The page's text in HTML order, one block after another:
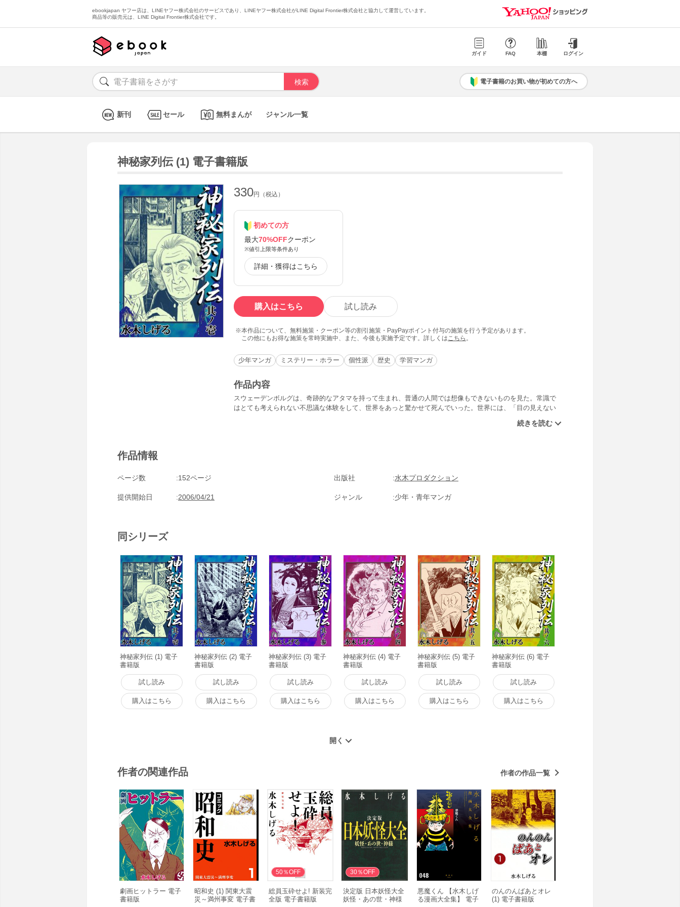
ebookjapan ヤフー店は、LINEヤフー株式会社のサービスであり、LINEヤフー株式会社がLINE Digital Frontier株式会社と協力して運営しています。
商品等の販売元は、LINE Digital Frontier株式会社です。
ガイド FAQ 本棚 ログイン
電子書籍のお買い物が初めての方へ
新刊 セール 無料まんが ジャンル一覧
神秘家列伝 (1) 電子書籍版
330円（税込）
初めての方
最大70%OFFクーポン
※値引上限等条件あり
詳細・獲得はこちら
購入はこちら 試し読み
本作品について、無料施策・クーポン等の割引施策・PayPayポイント付与の施策を行う予定があります。
この他にもお得な施策を常時実施中、また、今後も実施予定です。詳しくは こちら 。
少年マンガ ミステリー・ホラー 個性派 歴史 学習マンガ
作品内容
スウェーデンボルグは、奇跡的なアタマを持って生まれ、普通の人間では想像もできないものを見た。常識で
はとても考えられない不思議な体験をして、世界をあっと驚かせて死んでいった。世界には、「目の見えない
作品情報
ページ数 152ページ 出版社 水木プロダクション
提供開始日 2006/04/21 ジャンル 少年・青年マンガ
同シリーズ
神秘家列伝 (1) 電子
書籍版
試し読み
購入はこちら
神秘家列伝 (2) 電子
書籍版
試し読み
購入はこちら
神秘家列伝 (3) 電子
書籍版
試し読み
購入はこちら
神秘家列伝 (4) 電子
書籍版
試し読み
購入はこちら
神秘家列伝 (5) 電子
書籍版
試し読み
購入はこちら
神秘家列伝 (6) 電子
書籍版
試し読み
購入はこちら
作者の関連作品 作者の作品一覧
劇画ヒットラー 電子
書籍版
昭和史 (1) 関東大震
災～満州事変 電子書
50％OFF
総員玉砕せよ! 新装完
全版 電子書籍版
30％OFF
決定版 日本妖怪大全
妖怪・あの世・神様
悪魔くん 【水木しげ
る漫画大全集】 電子
のんのんばあとオレ
(1) 電子書籍版